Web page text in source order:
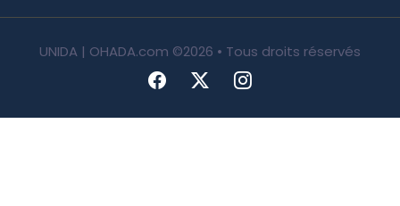
UNIDA | OHADA.com ©2026 • Tous droits réservés